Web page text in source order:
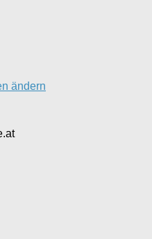
ändern